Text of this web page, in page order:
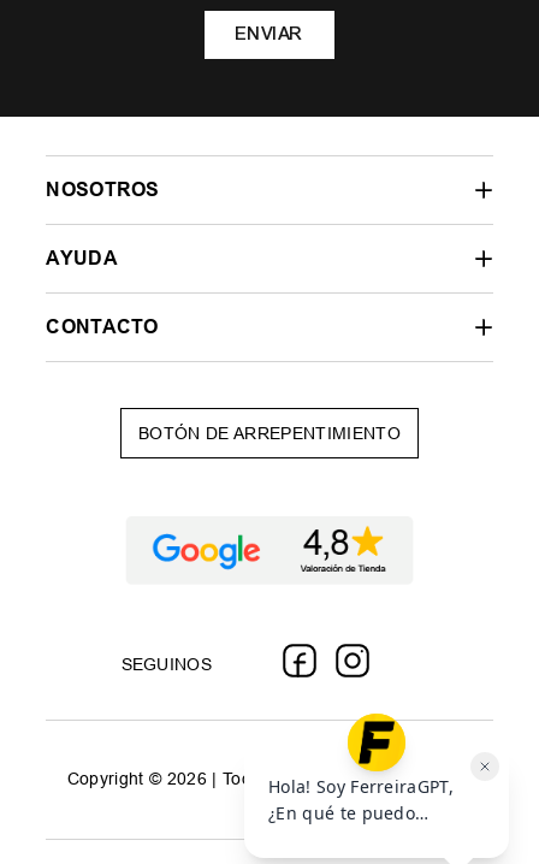
ENVIAR
NOSOTROS
AYUDA
CONTACTO
BOTÓN DE ARREPENTIMIENTO
SEGUINOS
Copyright © 2026 | Todos los derechos reservados